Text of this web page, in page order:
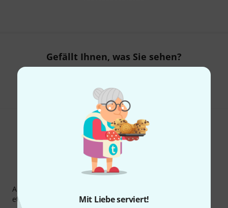
Mit Liebe serviert!
Gefällt Ihnen, was Sie sehen?
Thomann Newsletter
Abonniere den Thomann Newsletter und gewinne mit
etwas Glück einen von50 Gutscheinenüber jeweils